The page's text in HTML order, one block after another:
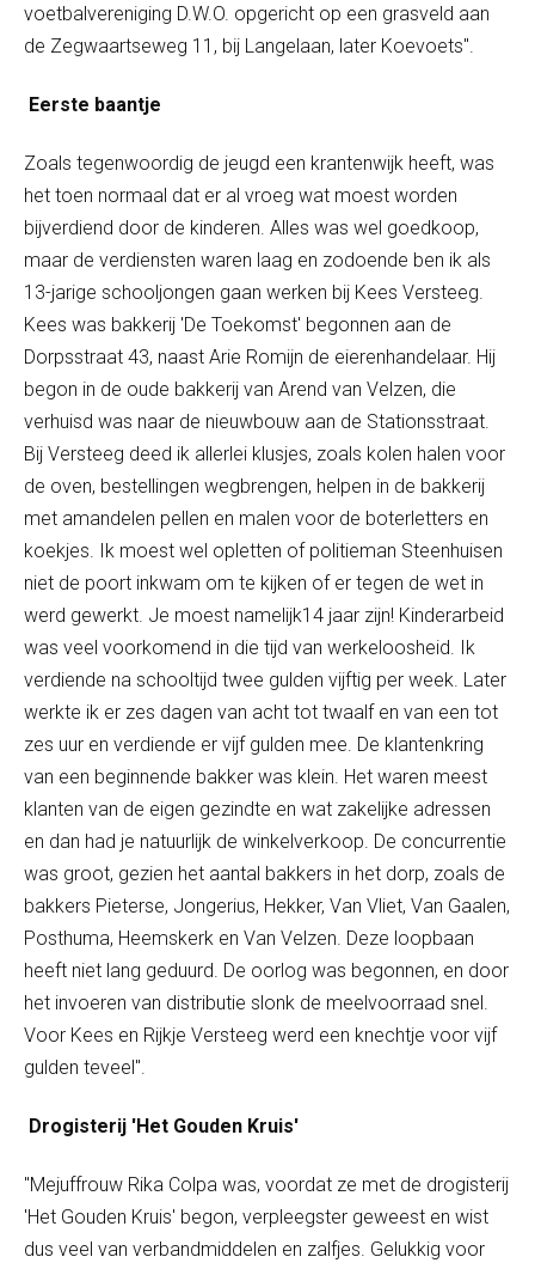
voetbalvereniging D.W.O. opgericht op een grasveld aan
de Zegwaartseweg 11, bij Langelaan, later Koevoets".
Eerste baantje
Zoals tegenwoordig de jeugd een krantenwijk heeft, was
het toen normaal dat er al vroeg wat moest worden
bijverdiend door de kinderen. Alles was wel goedkoop,
maar de verdiensten waren laag en zodoende ben ik als
13-jarige schooljongen gaan werken bij Kees Versteeg.
Kees was bakkerij 'De Toekomst' begonnen aan de
Dorpsstraat 43, naast Arie Romijn de eierenhandelaar. Hij
begon in de oude bakkerij van Arend van Velzen, die
verhuisd was naar de nieuwbouw aan de Stationsstraat.
Bij Versteeg deed ik allerlei klusjes, zoals kolen halen voor
de oven, bestellingen wegbrengen, helpen in de bakkerij
met amandelen pellen en malen voor de boterletters en
koekjes. Ik moest wel opletten of politieman Steenhuisen
niet de poort inkwam om te kijken of er tegen de wet in
werd gewerkt. Je moest namelijk14 jaar zijn! Kinderarbeid
was veel voorkomend in die tijd van werkeloosheid. Ik
verdiende na schooltijd twee gulden vijftig per week. Later
werkte ik er zes dagen van acht tot twaalf en van een tot
zes uur en verdiende er vijf gulden mee. De klantenkring
van een beginnende bakker was klein. Het waren meest
klanten van de eigen gezindte en wat zakelijke adressen
en dan had je natuurlijk de winkelverkoop. De concurrentie
was groot, gezien het aantal bakkers in het dorp, zoals de
bakkers Pieterse, Jongerius, Hekker, Van Vliet, Van Gaalen,
Posthuma, Heemskerk en Van Velzen. Deze loopbaan
heeft niet lang geduurd. De oorlog was begonnen, en door
het invoeren van distributie slonk de meelvoorraad snel.
Voor Kees en Rijkje Versteeg werd een knechtje voor vijf
gulden teveel".
Drogisterij 'Het Gouden Kruis'
"Mejuffrouw Rika Colpa was, voordat ze met de drogisterij
'Het Gouden Kruis' begon, verpleegster geweest en wist
dus veel van verbandmiddelen en zalfjes. Gelukkig voor